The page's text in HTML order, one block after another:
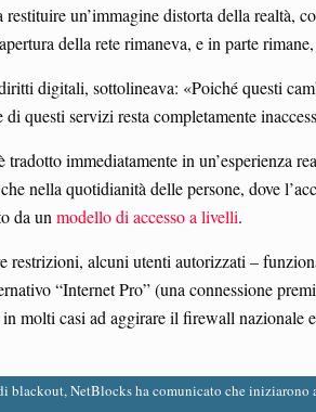
un’immagine distorta della realtà,
della rete rimaneva, e in parte
digitali, sottolineava: «Poiché questi
questi servizi resta completamente
immediatamente in un’esperienza
nella quotidianità delle persone, dove
da un modello di accesso a livelli.
restrizioni, alcuni utenti autorizzati –
“Internet Pro” (una connessione
molti casi ad aggirare il firewall
blackout, NetBlocks ha comunicato che iniziarono